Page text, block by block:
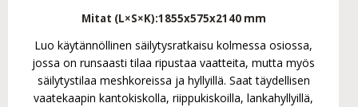
Mitat (L×S×K):1855x575x2140 mm
Luo käytännöllinen säilytysratkaisu kolmessa osiossa,
jossa on runsaasti tilaa ripustaa vaatteita, mutta myös
säilytystilaa meshkoreissa ja hyllyillä. Saat täydellisen
vaatekaapin kantokiskolla, riippukiskoilla, lankahyllyillä,